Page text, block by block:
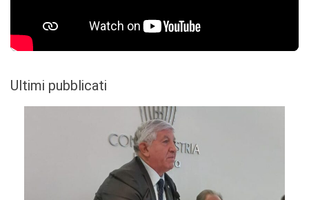
Ultimi pubblicati